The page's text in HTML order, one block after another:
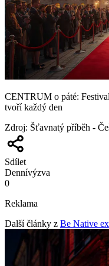
CENTRUM o páté:
tvoří každý den
Zdroj: Šťavnatý příběh -
Sdílet
Dennívýzva
0
Reklama
Další články z Be Native